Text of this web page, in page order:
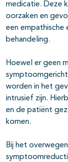
medicatie. Deze
oorzaken en
een empathische
behandeling.
Hoewel er geen
worden in het
intrusief zijn.
en de patiënt
komen.
Bij het